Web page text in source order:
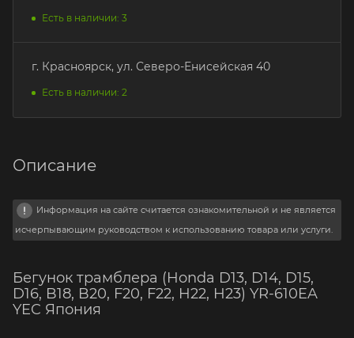
Есть в наличии: 3
г. Красноярск, ул. Северо-Енисейская 40
Есть в наличии: 2
Описание
Информация на сайте считается ознакомительной и не является
исчерпывающим руководством к использованию товара или услуги.
Бегунок трамблера (Honda D13, D14, D15,
D16, B18, B20, F20, F22, H22, H23) YR-610EA
YEC Япония